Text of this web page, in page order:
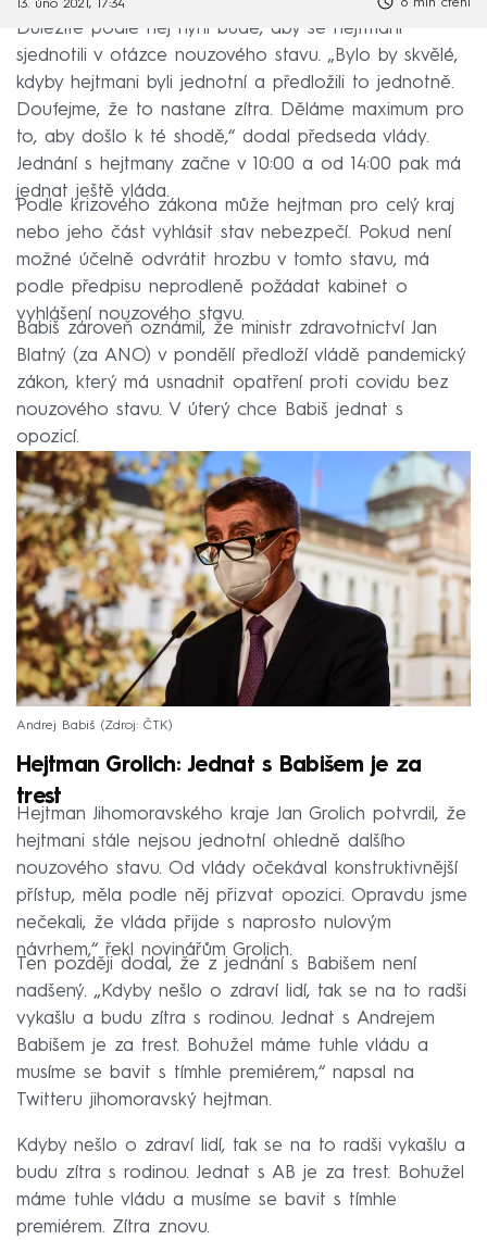
13. úno 2021, 17:34 6 min čtení
Důležité podle něj nyní bude, aby se hejtmani
sjednotili v otázce nouzového stavu. „Bylo by skvělé,
kdyby hejtmani byli jednotní a předložili to jednotně.
Doufejme, že to nastane zítra. Děláme maximum pro
to, aby došlo k té shodě,“ dodal předseda vlády.
Jednání s hejtmany začne v 10:00 a od 14:00 pak má
jednat ještě vláda.
Podle krizového zákona může hejtman pro celý kraj
nebo jeho část vyhlásit stav nebezpečí. Pokud není
možné účelně odvrátit hrozbu v tomto stavu, má
podle předpisu neprodleně požádat kabinet o
vyhlášení nouzového stavu.
Babiš zároveň oznámil, že ministr zdravotnictví Jan
Blatný (za ANO) v pondělí předloží vládě pandemický
zákon, který má usnadnit opatření proti covidu bez
nouzového stavu. V úterý chce Babiš jednat s
opozicí.
Andrej Babiš Zdroj: ČTK
Hejtman Grolich: Jednat s Babišem je za
trest
Hejtman Jihomoravského kraje Jan Grolich potvrdil, že
hejtmani stále nejsou jednotní ohledně dalšího
nouzového stavu. Od vlády očekával konstruktivnější
přístup, měla podle něj přizvat opozici. Opravdu jsme
nečekali, že vláda přijde s naprosto nulovým
návrhem,“ řekl novinářům Grolich.
Ten později dodal, že z jednání s Babišem není
nadšený. „Kdyby nešlo o zdraví lidí, tak se na to radši
vykašlu a budu zítra s rodinou. Jednat s Andrejem
Babišem je za trest. Bohužel máme tuhle vládu a
musíme se bavit s tímhle premiérem,“ napsal na
Twitteru jihomoravský hejtman.
Kdyby nešlo o zdraví lidí, tak se na to radši vykašlu a
budu zítra s rodinou. Jednat s AB je za trest. Bohužel
máme tuhle vládu a musíme se bavit s tímhle
premiérem. Zítra znovu.